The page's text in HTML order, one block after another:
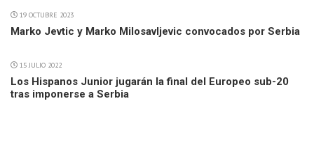
19 OCTUBRE 2023
Marko Jevtic y Marko Milosavljevic convocados por Serbia
15 JULIO 2022
Los Hispanos Junior jugarán la final del Europeo sub-20
tras imponerse a Serbia